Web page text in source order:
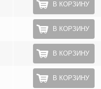
В КОРЗИНУ
В КОРЗИНУ
В КОРЗИНУ
В КОРЗИНУ